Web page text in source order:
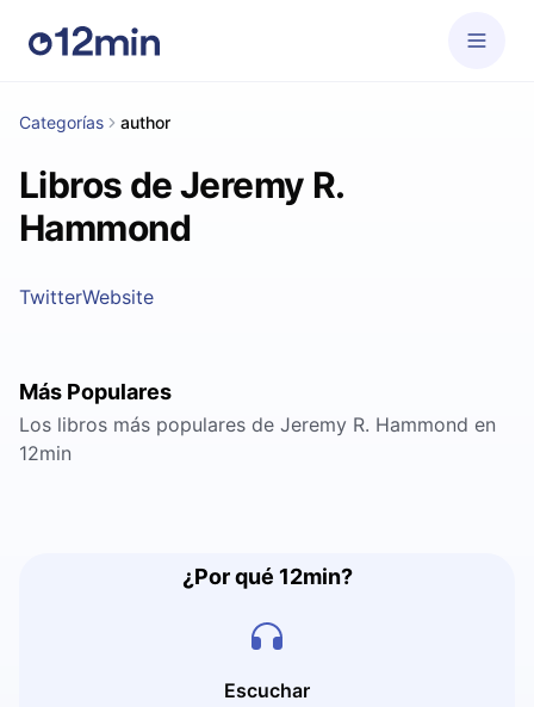
Categorías author
Libros de Jeremy R.
Hammond
TwitterWebsite
Más Populares
Los libros más populares de Jeremy R. Hammond en
12min
¿Por qué 12min?
Escuchar